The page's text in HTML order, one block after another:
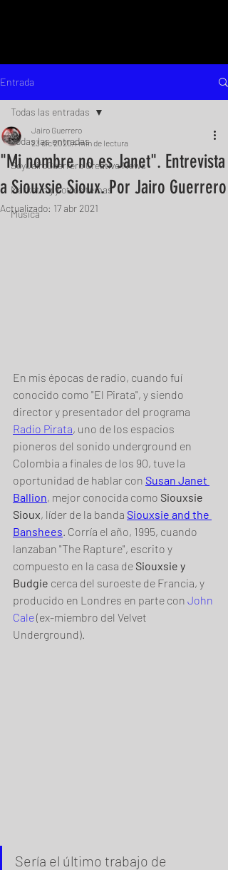
Entrada
Todas las entradas
SoyJairoGuerrero Creative News
Marketing y otros temas
Música
Todas las entradas
"Mi nombre no es Janet". Entrevista
a Siouxsie Sioux. Por Jairo Guerrero
Jairo Guerrero
23 dic 20204 min de lectura
Actualizado: 17 abr 2021
En mis épocas de radio, cuando fuí
conocido como "El Pirata", y siendo
director y presentador del programa
Radio Pirata, uno de los espacios
pioneros del sonido underground en
Colombia a finales de los 90, tuve la
oportunidad de hablar con Susan Janet
Ballion, mejor conocida como Siouxsie
Sioux, líder de la banda Siouxsie and the
Banshees . Corría el año, 1995, cuando
lanzaban "The Rapture", escrito y
compuesto en la casa de Siouxsie y
Budgie cerca del suroeste de Francia, y
producido en Londres en parte con John
Cale (ex-miembro del Velvet
Underground).
Sería el último trabajo de